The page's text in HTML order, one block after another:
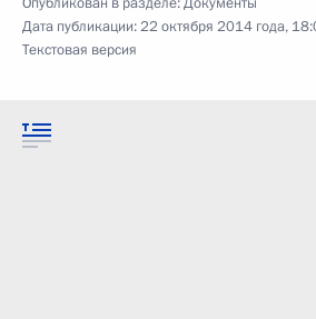
Дата публикации:22 октября 2014 года,
Текстовая версия